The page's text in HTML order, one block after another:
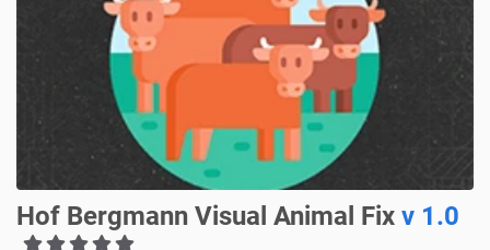
Hof Bergmann Visual Animal Fix v 1.0